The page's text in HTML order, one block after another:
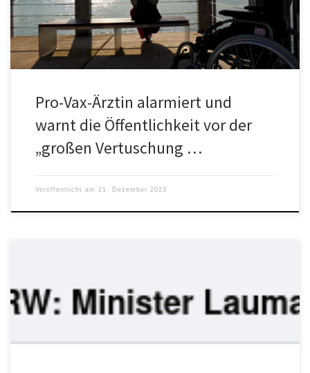
Pro-Vax-Ärztin alarmiert und
warnt die Öffentlichkeit vor der
„großen Vertuschung …
Veröffentlicht am 21. Dezember 2023
WAZ: „Überall schnieft und hustet es in Nordrhein-Westfalen: Die
Bevölkerung. Jetzt hat Gesundheitsminister Karl-Josef […]